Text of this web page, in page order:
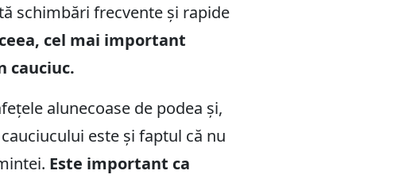
schimbări frecvente și rapide
cel mai important
cauciuc.
alunecoase de podea și,
este și faptul că nu
Este important ca